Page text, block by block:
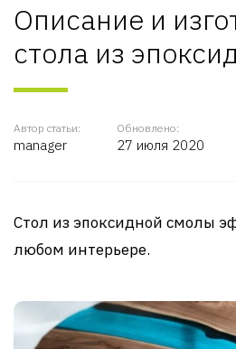
Описание и
стола из
Автор статьи:
manager
Обновлено:
27 июля 2020
Стол из эпоксидной смолы
любом интерьере.